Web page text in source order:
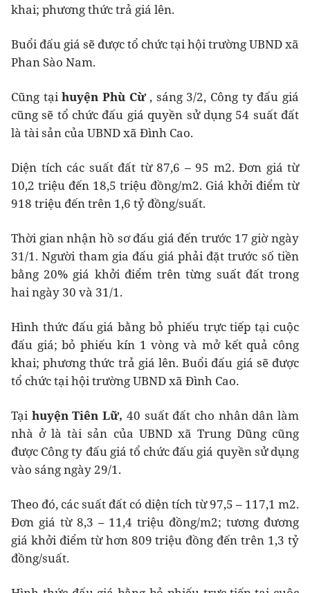
khai; phương thức trả giá lên.
Buổi đấu giá sẽ được tổ chức tại hội trường UBND xã
Phan Sào Nam.
Cũng tạihuyện Phù Cừ , sáng 3/2, Công ty đấu giá
cũng sẽ tổ chức đấu giá quyền sử dụng 54 suất đất
là tài sản của UBND xã Đình Cao.
Diện tích các suất đất từ 87,6 – 95 m2. Đơn giá từ
10,2 triệu đến 18,5 triệu đồng/m2. Giá khởi điểm từ
918 triệu đến trên 1,6 tỷ đồng/suất.
Thời gian nhận hồ sơ đấu giá đến trước 17 giờ ngày
31/1. Người tham gia đấu giá phải đặt trước số tiền
bằng 20% giá khởi điểm trên từng suất đất trong
hai ngày 30 và 31/1.
Hình thức đấu giá bằng bỏ phiếu trực tiếp tại cuộc
đấu giá; bỏ phiếu kín 1 vòng và mở kết quả công
khai; phương thức trả giá lên. Buổi đấu giá sẽ được
tổ chức tại hội trường UBND xã Đình Cao.
Tại huyện Tiên Lữ, 40 suất đất cho nhân dân làm
nhà ở là tài sản của UBND xã Trung Dũng cũng
được Công ty đấu giá tổ chức đấu giá quyền sử dụng
vào sáng ngày 29/1.
Theo đó, các suất đất có diện tích từ 97,5 – 117,1 m2.
Đơn giá từ 8,3 – 11,4 triệu đồng/m2; tương đương
giá khởi điểm từ hơn 809 triệu đồng đến trên 1,3 tỷ
đồng/suất.